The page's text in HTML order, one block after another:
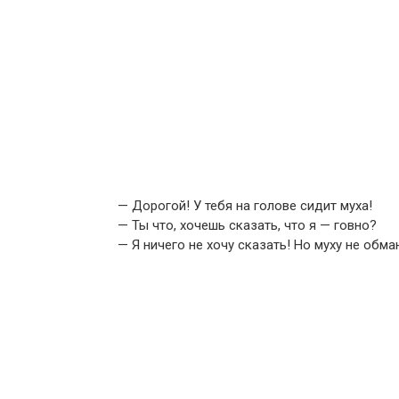
— Дорогой! У тебя на голове сидит муха!
— Ты что, хочешь сказать, что я — говно?
— Я ничего не хочу сказать! Но муху не